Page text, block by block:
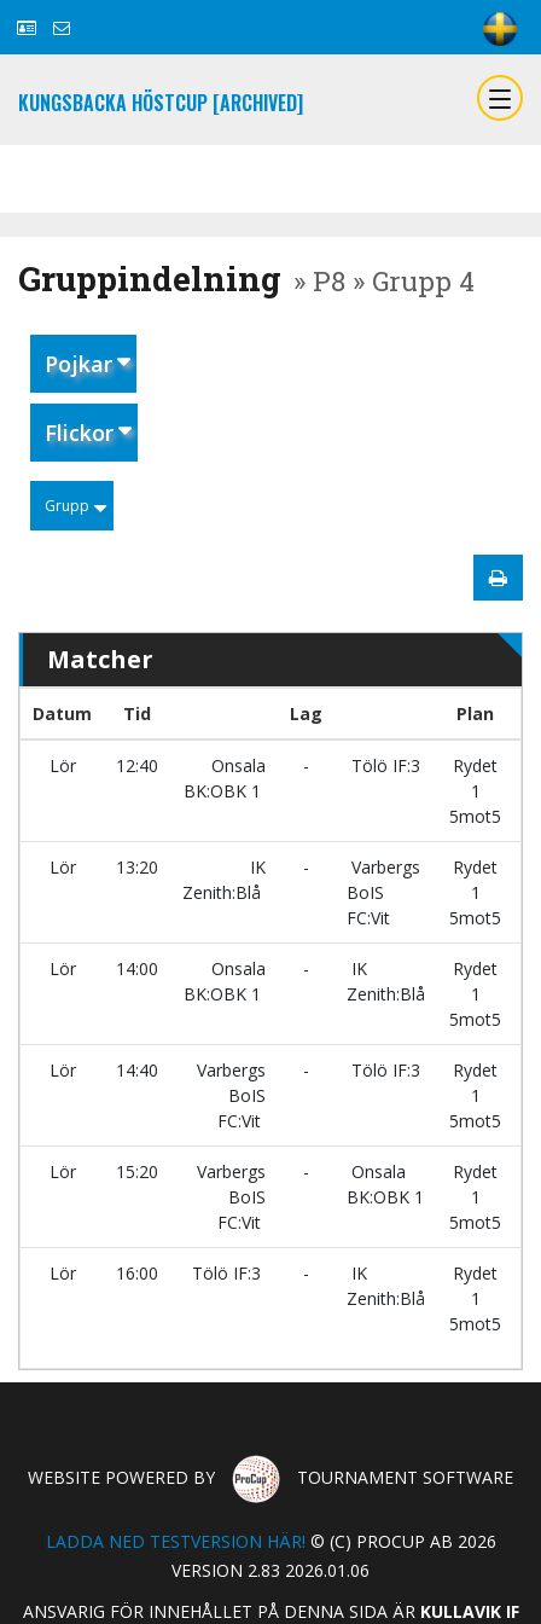
KUNGSBACKA HÖSTCUP [ARCHIVED]
Gruppindelning » P8 » Grupp 4
Pojkar
Flickor
Grupp
Matcher
Datum Tid Lag Plan
Lör 12:40
Onsala
BK:OBK 1
- Tölö IF:3
Rydet
1
5mot5
Lör 13:20
IK
Zenith:Blå
-
Varbergs
BoIS
FC:Vit
Rydet
1
5mot5
Lör 14:00
Onsala
BK:OBK 1
-
IK
Zenith:Blå
Rydet
1
5mot5
Lör 14:40
Varbergs
BoIS
FC:Vit
- Tölö IF:3
Rydet
1
5mot5
Lör 15:20
Varbergs
BoIS
FC:Vit
-
Onsala
BK:OBK 1
Rydet
1
5mot5
Lör 16:00 Tölö IF:3 -
IK
Zenith:Blå
Rydet
1
5mot5
WEBSITE POWERED BY TOURNAMENT SOFTWARE
LADDA NED TESTVERSION HÄR! © (C) PROCUP AB 2026
VERSION 2.83 2026.01.06
ANSVARIG FÖR INNEHÅLLET PÅ DENNA SIDA ÄR KULLAVIK IF